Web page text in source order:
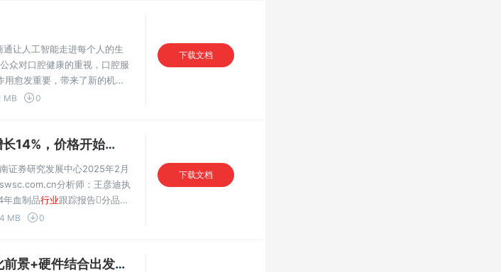
让人工智能走进每个人的生
众对口腔健康的重视，口腔服
愈发重要，带来了新的机遇
心KrisMind对2500万口腔医...
MB 0
下载文档
，价格开始调整.pdf
证券研究发展中心2025年2月
分析师：王彦迪执
血制品行业跟踪报告分品种
产人白获批1708批(+9%)，占
MB 0
下载文档
+硬件结合出发.pdf